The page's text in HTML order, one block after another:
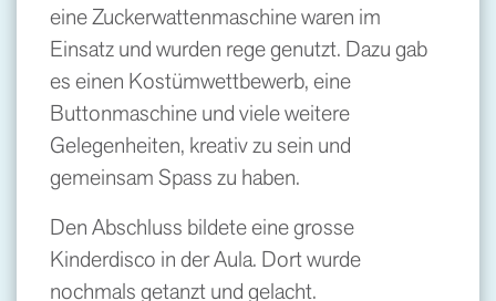
eine Zuckerwattenmaschine waren im
Einsatz und wurden rege genutzt. Dazu gab
es einen Kostümwettbewerb, eine
Buttonmaschine und viele weitere
Gelegenheiten, kreativ zu sein und
gemeinsam Spass zu haben.
Den Abschluss bildete eine grosse
Kinderdisco in der Aula. Dort wurde
nochmals getanzt und gelacht.